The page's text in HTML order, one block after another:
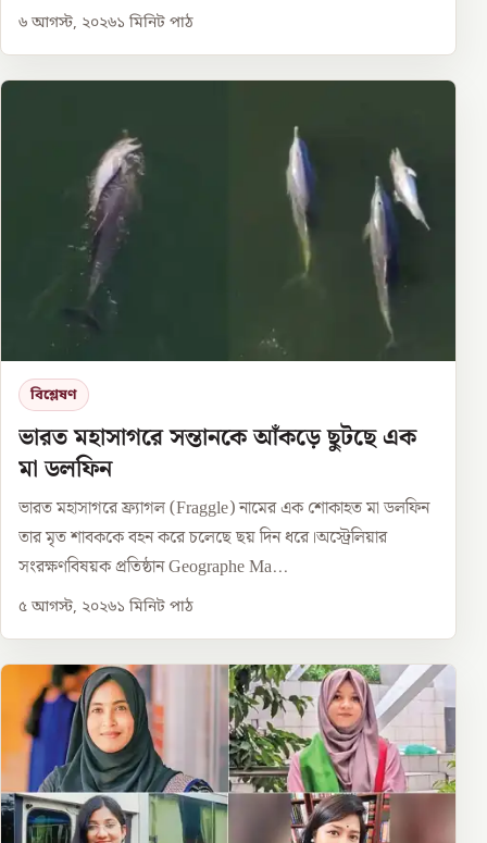
৬ আগস্ট, ২০২৬১ মিনিট পাঠ
বিশ্লেষণ
ভারত মহাসাগরে সন্তানকে আঁকড়ে ছুটছে এক
মা ডলফিন
ভারত মহাসাগরে ফ্র্যাগল (Fraggle) নামের এক শোকাহত মা ডলফিন
তার মৃত শাবককে বহন করে চলেছে ছয় দিন ধরে।অস্ট্রেলিয়ার
সংরক্ষণবিষয়ক প্রতিষ্ঠান Geographe Ma...
৫ আগস্ট, ২০২৬১ মিনিট পাঠ